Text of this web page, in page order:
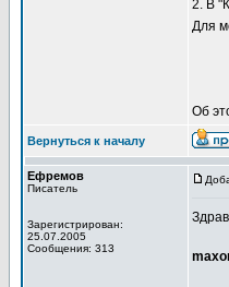
2. В
Для
Об
Вернуться к началу
Ефремов
Писатель
Зарегистрирован:
25.07.2005
Сообщения: 313